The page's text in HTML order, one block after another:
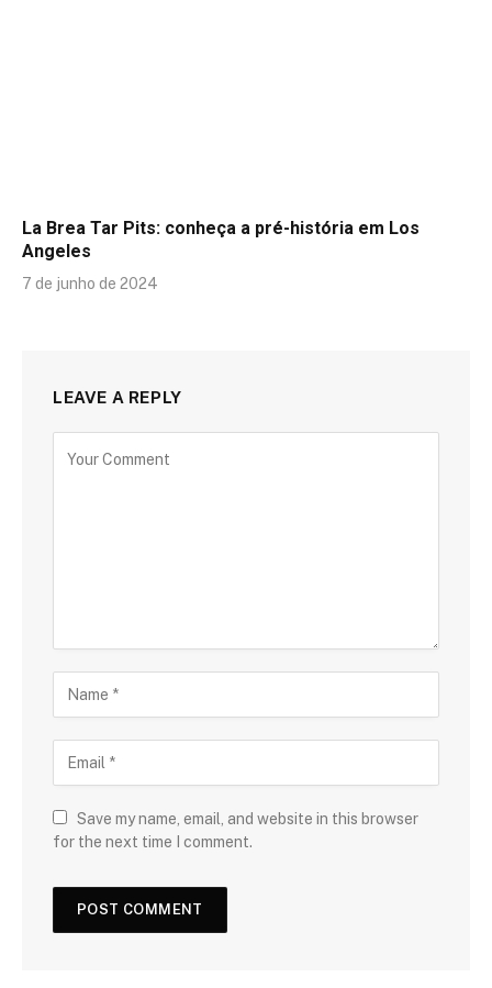
La Brea Tar Pits: conheça a pré-história em Los
Angeles
7 de junho de 2024
LEAVE A REPLY
Save my name, email, and website in this browser
for the next time I comment.